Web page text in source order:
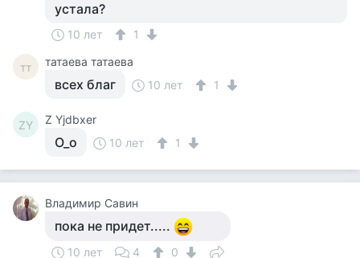
устала?
10 лет 1
тт татаева татаева
всех благ 10 лет 1
ZY Z Yjdbxer
O_o 10 лет 1
Владимир Савин
пока не придет.....
10 лет 4 0